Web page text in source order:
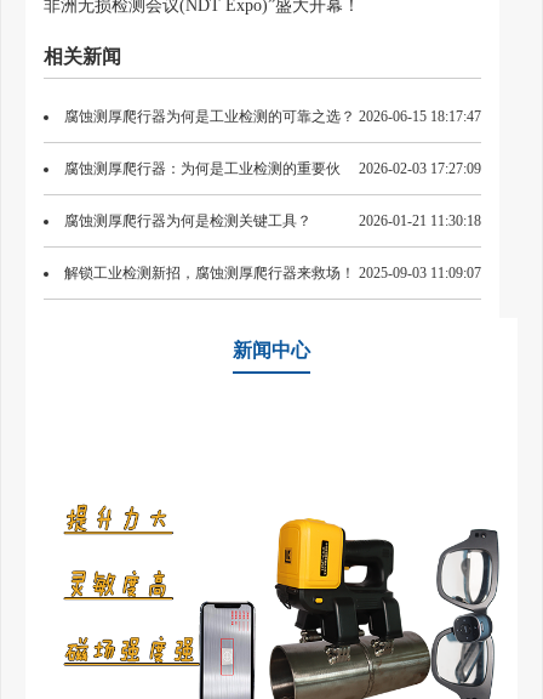
非洲无损检测会议(NDT Expo)”盛大开幕！
相关新闻
2026-06-15 18:17:47
腐蚀测厚爬行器为何是工业检测的可靠之选？
2026-02-03 17:27:09
腐蚀测厚爬行器：为何是工业检测的重要伙
伴？ 2026-01-21 11:30:18
腐蚀测厚爬行器为何是检测关键工具？
2025-09-03 11:09:07
解锁工业检测新招，腐蚀测厚爬行器来救场！
新闻中心